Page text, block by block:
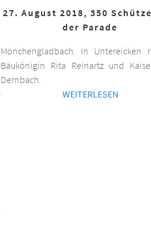
27. August 2018, 350
der Parade
Mönchengladbach. In Untereicken
Bäukönigin Rita Reinartz und
Dernbach.
WEITERLESEN